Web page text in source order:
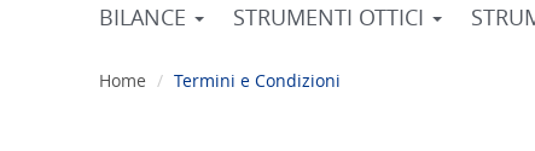
BILANCE STRUMENTI OTTICI
Home Termini e Condizioni